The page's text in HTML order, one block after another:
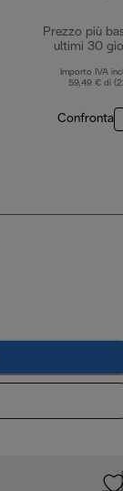
Prezzo più
ultimi 30
Importo IVA
59,49 € di
Confronta